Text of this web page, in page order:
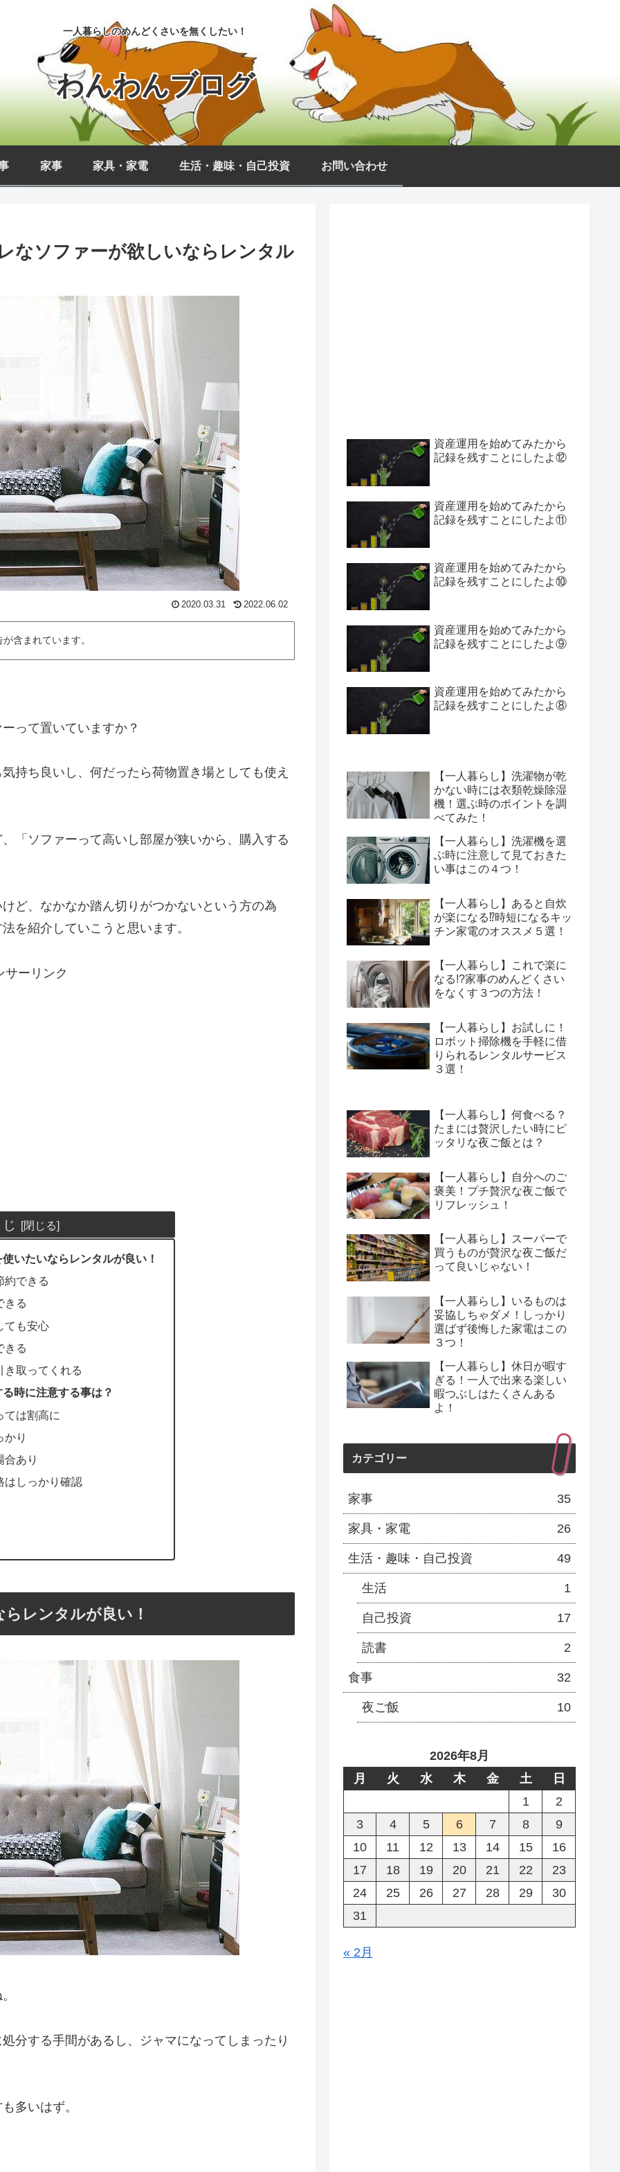
一人暮らしのめんどくさいを無くしたい！
わんわんブログ
家事 家具・家電 生活・趣味・自己投資 お問い合わせ
なソファーが欲しいならレンタル
2020.03.31 2022.06.02
含まれています。
って置いていますか？
持ち良いし、何だったら荷物置き場としても使え
「ソファーって高いし部屋が狭いから、購入する
ど、なかなか踏ん切りがつかないという方の為
を紹介していこうと思います。
サーリンク
いたいならレンタルが良い！
約できる
きる
ても安心
きる
き取ってくれる
時に注意する事は？
ては割高に
かり
合あり
はしっかり確認
レンタルが良い！
分する手間があるし、ジャマになってしまったり
多いはず。
資産運用を始めてみたから
記録を残すことにしたよ⑫
資産運用を始めてみたから
記録を残すことにしたよ⑪
資産運用を始めてみたから
記録を残すことにしたよ⑩
資産運用を始めてみたから
記録を残すことにしたよ⑨
資産運用を始めてみたから
記録を残すことにしたよ⑧
【一人暮らし】洗濯物が乾
かない時には衣類乾燥除湿
機！選ぶ時のポイントを調
べてみた！
【一人暮らし】洗濯機を選
ぶ時に注意して見ておきた
い事はこの４つ！
【一人暮らし】あると自炊
が楽になる⁉︎時短になるキッ
チン家電のオススメ５選！
【一人暮らし】これで楽に
なる!?家事のめんどくさい
をなくす３つの方法！
【一人暮らし】お試しに！
ロボット掃除機を手軽に借
りられるレンタルサービス
３選！
【一人暮らし】何食べる？
たまには贅沢したい時にピ
ッタリな夜ご飯とは？
【一人暮らし】自分へのご
褒美！プチ贅沢な夜ご飯で
リフレッシュ！
【一人暮らし】スーパーで
買うものが贅沢な夜ご飯だ
って良いじゃない！
【一人暮らし】いるものは
妥協しちゃダメ！しっかり
選ばず後悔した家電はこの
３つ！
【一人暮らし】休日が暇す
ぎる！一人で出来る楽しい
暇つぶしはたくさんある
よ！
カテゴリー
家事 35
家具・家電 26
生活・趣味・自己投資 49
生活 1
自己投資 17
読書 2
食事 32
夜ご飯 10
2026年8月
月
火 水 木 金 土
日
1
2
3
4 5 6 7 8
9
10
11 12 13 14 15
16
17
18 19 20 21 22
23
24
25 26 27 28 29
30
31
« 2月